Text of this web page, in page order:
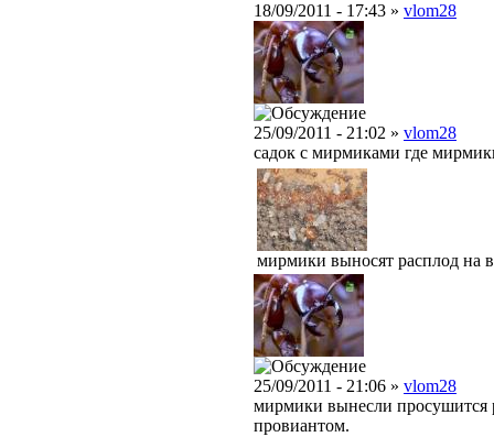
18/09/2011 - 17:43 » vlom28
25/09/2011 - 21:02 » vlom28
садок с мирмиками где
мирмики выносят расплод на
25/09/2011 - 21:06 » vlom28
мирмики вынесли просушится
провиантом.